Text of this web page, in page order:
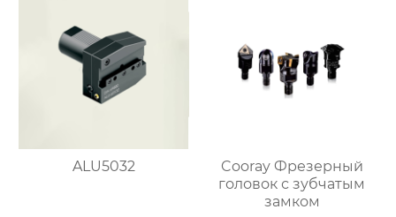
ALU5032
Cooray Фрезерный
головок с зубчатым
замком